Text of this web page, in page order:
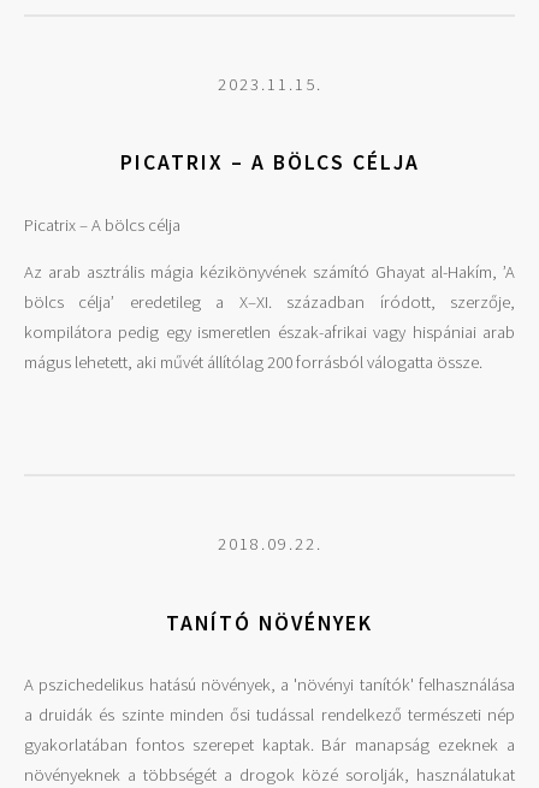
2023.11.15.
PICATRIX – A BÖLCS CÉLJA
Picatrix – A bölcs célja
Az arab asztrális mágia kézikönyvének számító Ghayat al-Hakím, ’A
bölcs célja’ eredetileg a X–XI. században íródott, szerzője,
kompilátora pedig egy ismeretlen észak-afrikai vagy hispániai arab
mágus lehetett, aki művét állítólag 200 forrásból válogatta össze.
2018.09.22.
TANÍTÓ NÖVÉNYEK
A pszichedelikus hatású növények, a 'növényi tanítók' felhasználása
a druidák és szinte minden ősi tudással rendelkező természeti nép
gyakorlatában fontos szerepet kaptak. Bár manapság ezeknek a
növényeknek a többségét a drogok közé sorolják, használatukat